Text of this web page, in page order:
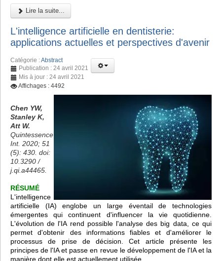
Lire la suite...
L'intelligence artificielle en dentisterie:
applications actuelles et perspectives d'avenir
Catégorie :Abstract
Publication : 24 avril 2021
Mis à jour : 24 avril 2021
Affichages : 4492
Chen YW,
Stanley K,
Att W.
Quintessence
Int. 2020; 51
(5): 430. doi:
10.3290 /
j.qi.a44465.
RÉSUMÉ
L'intelligence
artificielle (IA) englobe un large éventail de technologies
émergentes qui continuent d'influencer la vie quotidienne.
L'évolution de l'IA rend possible l'analyse des big data, ce qui
permet d'obtenir des informations fiables et d'améliorer le
processus de prise de décision. Cet article présente les
principes de l'IA et passe en revue le développement de l'IA et la
manière dont elle est actuellement utilisée.